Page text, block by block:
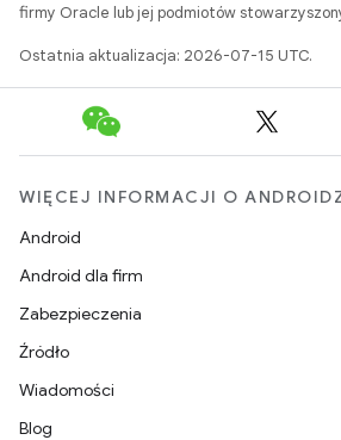
firmy Oracle lub jej podmiotów
Ostatnia aktualizacja: 2026-07-15 UTC.
WIĘCEJ INFORMACJI O
Android
Android dla firm
Zabezpieczenia
Źródło
Wiadomości
Blog